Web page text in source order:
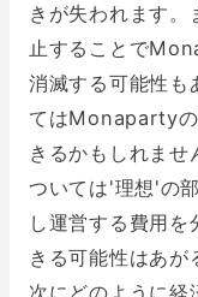
きが失われます
止することで
消滅する可能性も
てはMonapartyの
きるかもしれま
ついては'理想'の
し運営する費用
きる可能性はあが
次にどのように経